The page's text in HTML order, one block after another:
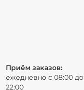
Приём заказов:
ежедневно с 08:00 до
22:00